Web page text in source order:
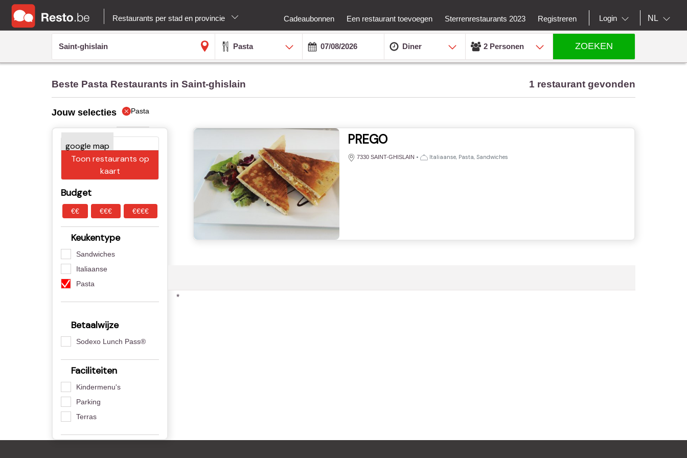
Restaurants per stad en provincie Cadeaubonnen Een restaurant toevoegen Sterrenrestaurants 2023 Registreren Login NL
Pasta Diner 2 Personen ZOEKEN
Beste Pasta Restaurants in Saint-ghislain 1 restaurant gevonden
Jouw selecties Pasta
Toon restaurants op
kaart
Budget
€€ €€€ €€€€
Keukentype
Sandwiches
Italiaanse
Pasta
Betaalwijze
Sodexo Lunch Pass®
Faciliteiten
Kindermenu's
Parking
Terras
PREGO
7330 SAINT-GHISLAIN • Italiaanse, Pasta, Sandwiches
*